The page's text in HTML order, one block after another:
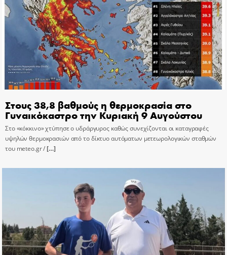
Στους 38,8 βαθμούς η θερμοκρασία στο
Γυναικόκαστρο την Κυριακή 9 Αυγούστου
Στο «κόκκινο» χτύπησε ο υδράργυρος καθώς συνεχίζονται οι καταγραφές
υψηλών θερμοκρασιών από το δίκτυο αυτόματων μετεωρολογικών σταθμών
του meteo.gr /[…]